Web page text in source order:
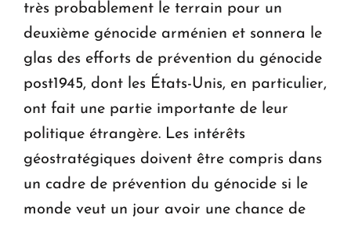
très probablement le terrain pour un
deuxième génocide arménien et sonnera le
glas des efforts de prévention du génocide
post­1945, dont les États-Unis, en particulier,
ont fait une partie importante de leur
politique étrangère. Les intérêts
géostratégiques doivent être compris dans
un cadre de prévention du génocide si le
monde veut un jour avoir une chance de